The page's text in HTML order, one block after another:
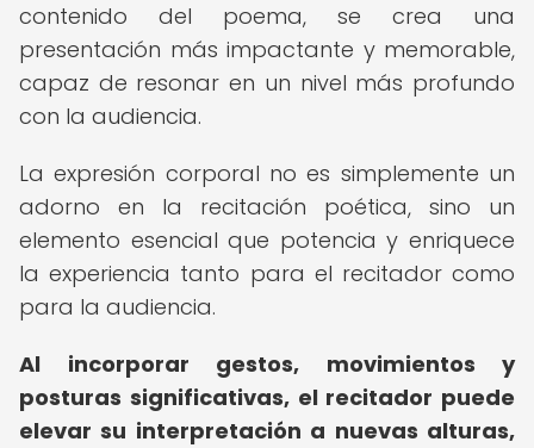
contenido del poema, se crea una
presentación más impactante y memorable,
capaz de resonar en un nivel más profundo
con la audiencia.
La expresión corporal no es simplemente un
adorno en la recitación poética, sino un
elemento esencial que potencia y enriquece
la experiencia tanto para el recitador como
para la audiencia.
Al incorporar gestos, movimientos y
posturas significativas, el recitador puede
elevar su interpretación a nuevas alturas,